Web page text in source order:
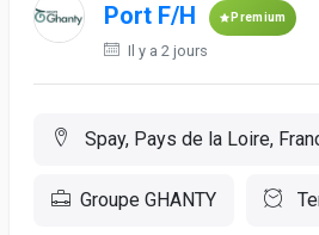
Port F/H
Premium
Il y a 2 jours
Spay, Pays de la Loire,
Groupe GHANTY